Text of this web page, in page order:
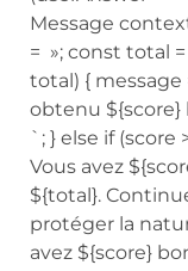
Message
= »; const total
total) { message
obtenu ${score}
`; } else if (score
Vous avez
${total}.
protéger la
avez ${score}